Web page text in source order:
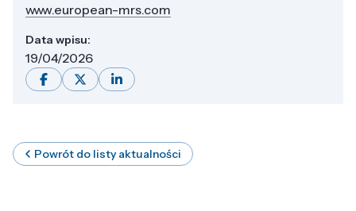
www.european-mrs.com
Data wpisu:
19/04/2026
Powrót do listy aktualności